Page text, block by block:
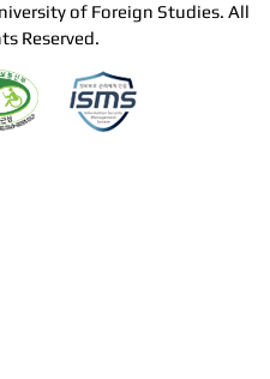
of Foreign Studies. All
Reserved.